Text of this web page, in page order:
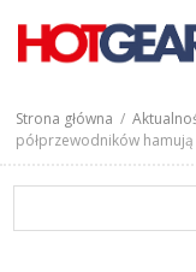
Strona główna /
półprzewodników